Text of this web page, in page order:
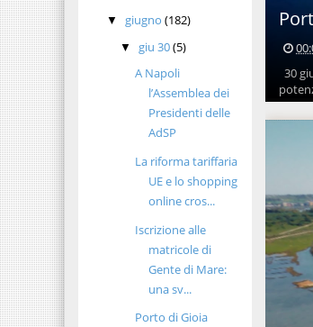
▼ giugno (182)
▼ giu 30(5)
A Napoli
l’Assemblea dei
Presidenti delle
AdSP
La riforma tariffaria
UE e lo shopping
online cros...
Iscrizione alle
matricole di
Gente di Mare:
una sv...
Porto di Gioia
30